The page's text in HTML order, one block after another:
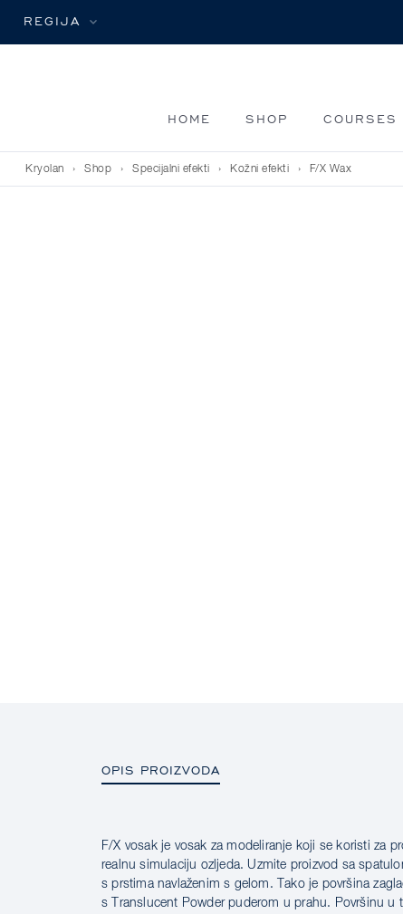
REGIJA
HOME SHOP
Kryolan › Shop › Specijalni efekti › Kožni efekti › F/X Wax
OPIS PROIZVODA
OPIS PROIZVODA
F/X vosak je vosak za modeliranje koji se koristi za
realnu simulaciju ozljeda. Uzmite proizvod sa
s prstima navlaženim s gelom. Tako je površina
s Translucent Powder puderom u prahu. Površinu u